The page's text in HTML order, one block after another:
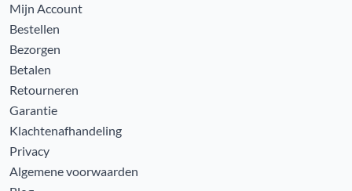
Mijn Account
Bestellen
Bezorgen
Betalen
Retourneren
Garantie
Klachtenafhandeling
Privacy
Algemene voorwaarden